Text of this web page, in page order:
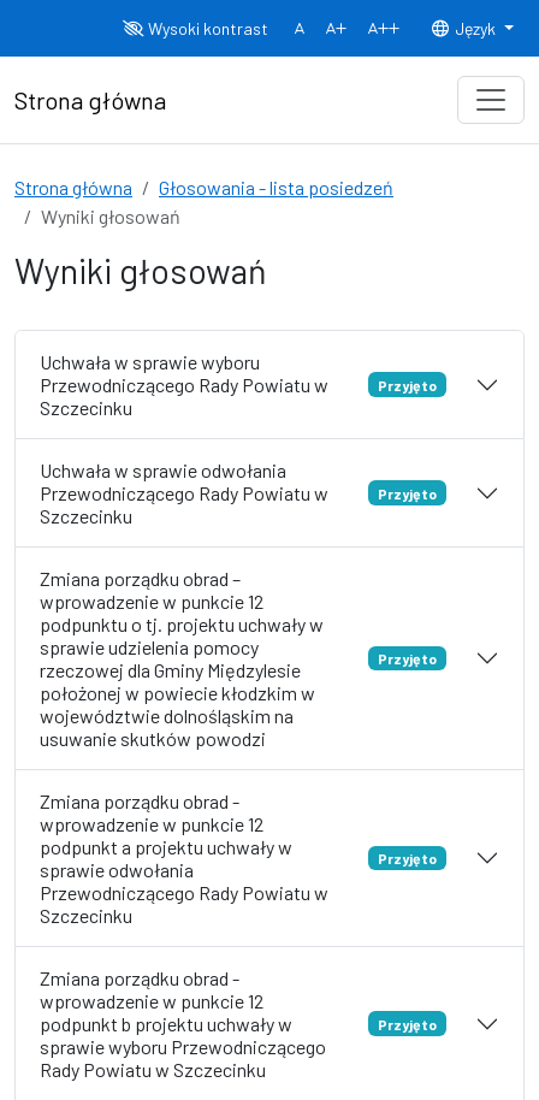
Wysoki kontrast
Normalny rozmiar czcionki
Rozmiar czcionki 150% Rozmiar
Język
Strona główna
Strona główna
Głosowania - lista posiedzeń
Wyniki głosowań
Wyniki głosowań
Uchwała w sprawie wyboru
Przewodniczącego Rady Powiatu w
Szczecinku
Przyjęto
Uchwała w sprawie odwołania
Przewodniczącego Rady Powiatu w
Szczecinku
Przyjęto
Zmiana porządku obrad –
wprowadzenie w punkcie 12
podpunktu o tj. projektu uchwały w
sprawie udzielenia pomocy
rzeczowej dla Gminy Międzylesie
położonej w powiecie kłodzkim w
województwie dolnośląskim na
usuwanie skutków powodzi
Przyjęto
Zmiana porządku obrad -
wprowadzenie w punkcie 12
podpunkt a projektu uchwały w
sprawie odwołania
Przewodniczącego Rady Powiatu w
Szczecinku
Przyjęto
Zmiana porządku obrad -
wprowadzenie w punkcie 12
podpunkt b projektu uchwały w
sprawie wyboru Przewodniczącego
Rady Powiatu w Szczecinku
Przyjęto